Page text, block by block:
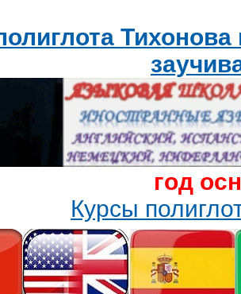
год
Курсы